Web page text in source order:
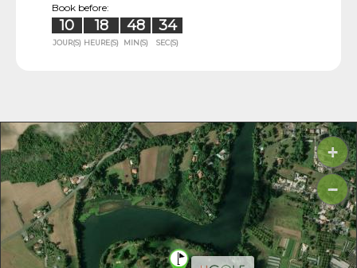
Book before:
10 18 48 34
JOUR(S) HEURE(S) MIN(S) SEC(S)
+
−